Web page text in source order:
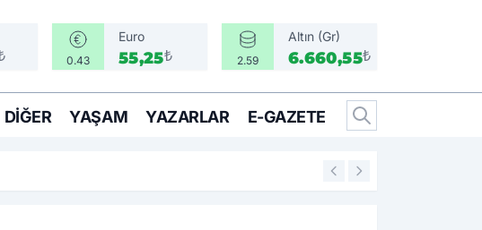
0.43
Euro
55,25₺ 2.59
Altın (Gr)
6.660,55₺
DIĞER YAŞAM YAZARLAR E-GAZETE
17:17 Türkiye, Suudi